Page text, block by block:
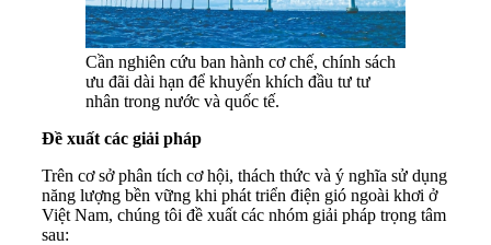
Cần nghiên cứu ban hành cơ chế, chính sách
ưu đãi dài hạn để khuyến khích đầu tư tư
nhân trong nước và quốc tế.
Đề xuất các giải pháp
Trên cơ sở phân tích cơ hội, thách thức và ý nghĩa sử dụng
năng lượng bền vững khi phát triển điện gió ngoài khơi ở
Việt Nam, chúng tôi đề xuất các nhóm giải pháp trọng tâm
sau: